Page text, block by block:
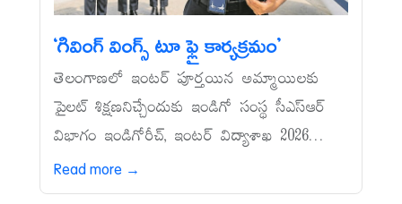
‘గివింగ్‌ వింగ్స్‌ టూ ఫ్లై కార్యక్రమం’
తెలంగాణలో ఇంటర్‌ పూర్తయిన అమ్మాయిలకు
పైలట్‌ శిక్షణనిచ్చేందుకు ఇండిగో సంస్థ సీఎస్‌ఆర్‌
విభాగం ఇండిగోరీచ్, ఇంటర్‌ విద్యాశాఖ 2026...
Read more →